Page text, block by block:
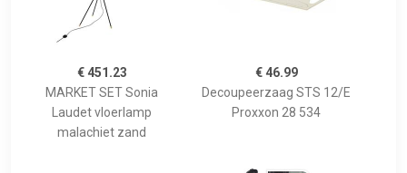
€ 451.23
MARKET SET Sonia
Laudet vloerlamp
malachiet zand
€ 46.99
Decoupeerzaag STS 12/E
Proxxon 28 534